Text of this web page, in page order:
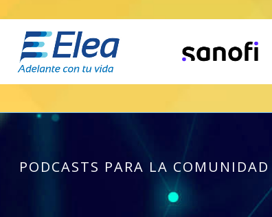
PODCASTS PARA LA COMUNIDAD